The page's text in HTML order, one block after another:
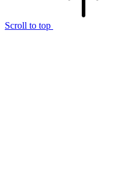
Scroll to top